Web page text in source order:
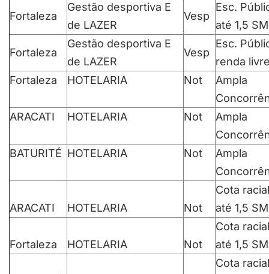
Fortaleza
Gestão desportiva E
de LAZER
Vesp
Esc.
até 1,5 SM
Fortaleza
Gestão desportiva E
de LAZER
Vesp
Esc.
renda
Fortaleza
HOTELARIA Not
Ampla
ARACATI
HOTELARIA Not
Ampla
BATURITÉ HOTELARIA Not
Ampla
ARACATI HOTELARIA Not
Cota racial
até 1,5 SM
Fortaleza HOTELARIA Not
Cota racial
até 1,5 SM
Cota racial